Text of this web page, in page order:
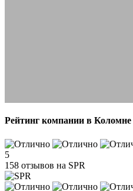
Рейтинг компании в Коломне
5
158 отзывов на SPR